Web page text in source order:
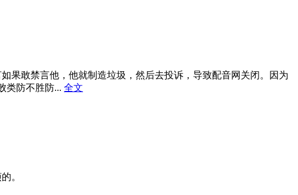
果敢禁言他，他就制造垃圾，然后去投诉，导致配音网关闭。因为
类防不胜防... 全文
。